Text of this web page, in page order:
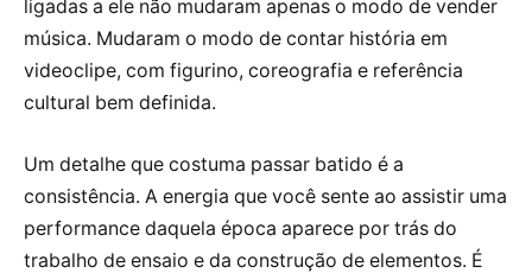
ligadas a ele não mudaram apenas o modo de vender
música. Mudaram o modo de contar história em
videoclipe, com figurino, coreografia e referência
cultural bem definida.
Um detalhe que costuma passar batido é a
consistência. A energia que você sente ao assistir uma
performance daquela época aparece por trás do
trabalho de ensaio e da construção de elementos. É